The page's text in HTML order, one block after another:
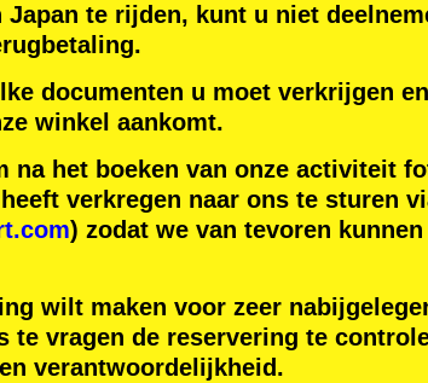
te rijden, kunt u niet
documenten u moet verkrijgen
winkel aankomt.
na het boeken van onze activiteit
verkregen naar ons te sturen
) zodat we van tevoren
wilt maken voor zeer
te vragen de reservering te
verantwoordelijkheid.